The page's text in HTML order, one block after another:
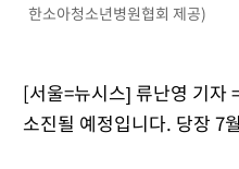
한소아청소년병원협회 제공)
[서울=뉴시스] 류난영 기자
소진될 예정입니다. 당장 7